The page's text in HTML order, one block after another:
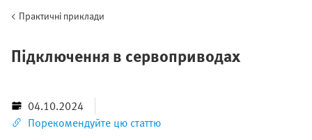
Практичні приклади
Підключення в сервоприводах
04.10.2024
Порекомендуйте цю статтю